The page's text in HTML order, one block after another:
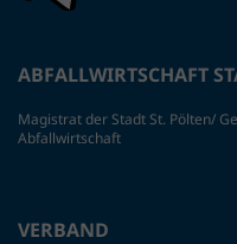
ABFALLWIRTSCHAFT
Magistrat der Stadt St. Pölten/
Abfallwirtschaft
VERBAND